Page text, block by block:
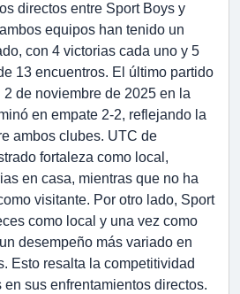
directos entre Sport Boys y
equipos han tenido un
con 4 victorias cada uno y 5
13 encuentros. El último partido
de noviembre de 2025 en la
en empate 2-2, reflejando la
ambos clubes. UTC de
fortaleza como local,
en casa, mientras que no ha
visitante. Por otro lado, Sport
como local y una vez como
desempeño más variado en
Esto resalta la competitividad
sus enfrentamientos directos.